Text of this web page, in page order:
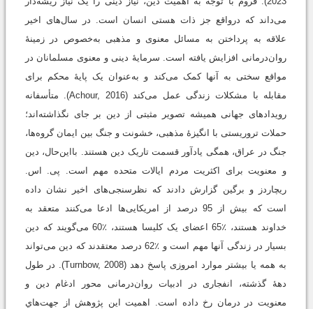
می‌داند که درواقع جز ذات هستی انسان است. در سال‌های اخیر
علاقه به پرداختن به مسائل معنوی و مذهبی به‌خصوص در زمینۀ
روان‌درمانی افزایش یافته است. سرمایۀ دینی و معنوی مسلمانان در
مواقع سختی به آنها کمک می‌کند و به‌عنوان یک پایۀ محکم برای
مقابله با مشکلات زندگی عمل می‌کند (Achour, 2016). متأسفانه
رویدادهای جهانی همیشه تصویر مثبتی از دین بر جای نگذاشته‌اند؛
حملات تروریستی با انگیزۀ مذهبی، خشونت و جنگ بین ایمان گروه‌ها،
جنگ در عراق، همگی یادآور قسمت تاریک دین هستند. بااین‌حال، دین
و معنویت برای اکثریت مردم ایالات متحده مهم است. پی. اس.
ریچاردز و برگین گزارش دادند که نظرسنجی‌های اخیر نشان داده
است که بیش از 95 درصد از امریکایی‌ها ادعا می‌کنند متعقد به
خداوند هستند، ٪65 اعضای یک کلیسا هستند، ٪60 می‌گویند که دین
بسیار در زندگی آنها مهم است و ٪62 درصد معتقدند که دین می‌تواند
به همه یا بیشتر موارد امروزی پاسخ دهد (Turnbow, 2008). در طول
دهۀ گذشته، انفجاری در ادبیات روان‌درمانی محور ادغام دین و
معنویت در درمان رخ داده است. اهميت اين پژوهش از جهت‌هاي